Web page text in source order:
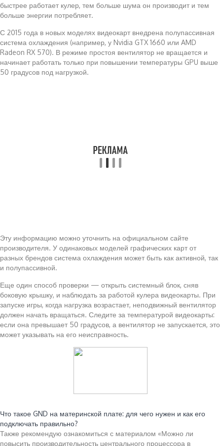
быстрее работает кулер, тем больше шума он производит и тем
больше энергии потребляет.
С 2015 года в новых моделях видеокарт внедрена полупассивная
система охлаждения (например, у Nvidia GTX 1660 или AMD
Radeon RX 570). В режиме простоя вентилятор не вращается и
начинает работать только при повышении температуры GPU выше
50 градусов под нагрузкой.
Эту информацию можно уточнить на официальном сайте
производителя. У одинаковых моделей графических карт от
разных брендов система охлаждения может быть как активной, так
и полупассивной.
Еще один способ проверки — открыть системный блок, сняв
боковую крышку, и наблюдать за работой кулера видеокарты. При
запуске игры, когда нагрузка возрастает, неподвижный вентилятор
должен начать вращаться. Следите за температурой видеокарты:
если она превышает 50 градусов, а вентилятор не запускается, это
может указывать на его неисправность.
Что такое GND на материнской плате: для чего нужен и как его
подключать правильно?
Также рекомендую ознакомиться с материалом «Можно ли
повысить производительность центрального процессора в